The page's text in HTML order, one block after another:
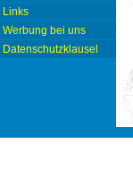
Links
Werbung bei uns
Datenschutzklausel